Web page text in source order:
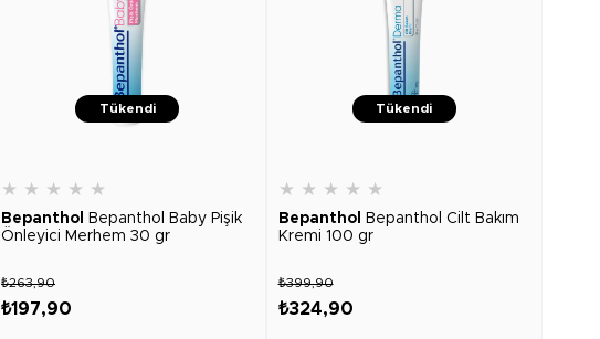
Tükendi
★ ★ ★ ★ ★
Bepanthol
Bepanthol Baby Pişik
Önleyici Merhem 30 gr
₺197,90
₺263,90
Tükendi
★ ★ ★ ★ ★
Bepanthol
Bepanthol Cilt Bakım
Kremi 100 gr
₺324,90
₺399,90